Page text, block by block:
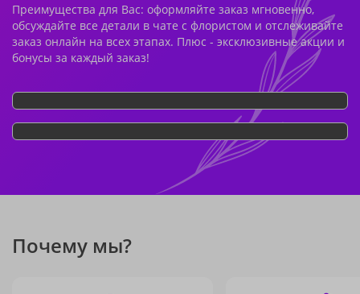
Преимущества для Вас: оформляйте заказ мгновенно,
обсуждайте все детали в чате с флористом и отслеживайте
заказ онлайн на всех этапах. Плюс - эксклюзивные акции и
бонусы за каждый заказ!
Почему мы?